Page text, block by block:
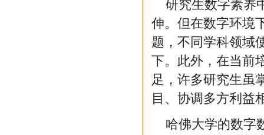
研究生数字素养
伸。但在数字环境
题，不同学科领域
下。此外，在当前
足，许多研究生虽
目、协调多方利益
哈佛大学的数字